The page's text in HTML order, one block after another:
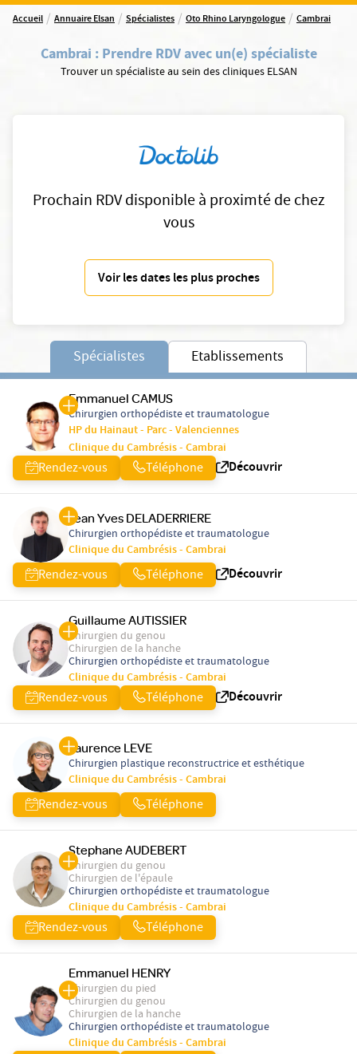
Accueil / Annuaire Elsan / Spécialistes / Oto Rhino Laryngologue / Cambrai
Cambrai : Prendre RDV avec un(e) spécialiste
Trouver un spécialiste au sein des cliniques ELSAN
Prochain RDV disponible à proximté de chez
vous
Voir les dates les plus proches
Spécialistes Etablissements
Emmanuel CAMUS
Chirurgien orthopédiste et traumatologue
HP du Hainaut - Parc - Valenciennes
Clinique du Cambrésis - Cambrai
Rendez-vous Téléphone Découvrir
Jean Yves DELADERRIERE
Chirurgien orthopédiste et traumatologue
Clinique du Cambrésis - Cambrai
Rendez-vous Téléphone Découvrir
Guillaume AUTISSIER
Chirurgien du genou
Chirurgien de la hanche
Chirurgien orthopédiste et traumatologue
Clinique du Cambrésis - Cambrai
Rendez-vous Téléphone Découvrir
Laurence LEVE
Chirurgien plastique reconstructrice et esthétique
Clinique du Cambrésis - Cambrai
Rendez-vous Téléphone
Stephane AUDEBERT
Chirurgien du genou
Chirurgien de l'épaule
Chirurgien orthopédiste et traumatologue
Clinique du Cambrésis - Cambrai
Rendez-vous Téléphone
Emmanuel HENRY
Chirurgien du pied
Chirurgien du genou
Chirurgien de la hanche
Chirurgien orthopédiste et traumatologue
Clinique du Cambrésis - Cambrai